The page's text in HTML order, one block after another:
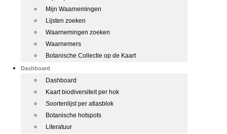
Mijn Waarnemingen
Lijsten zoeken
Waarnemingen zoeken
Waarnemers
Botanische Collectie op de Kaart
Dashboard
Dashboard
Kaart biodiversiteit per hok
Soortenlijst per atlasblok
Botanische hotspots
Literatuur